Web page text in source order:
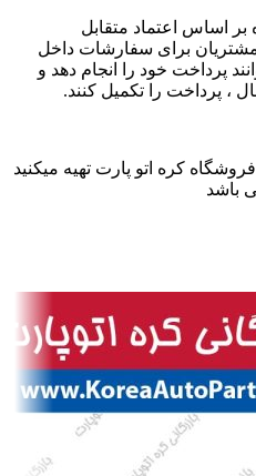
اساس اعتماد متقابل
برای سفارشات داخل
پرداخت خود را انجام دهد و
، پرداخت را تکمیل کنند.
کره اتو پارت تهیه میکنید
باشد